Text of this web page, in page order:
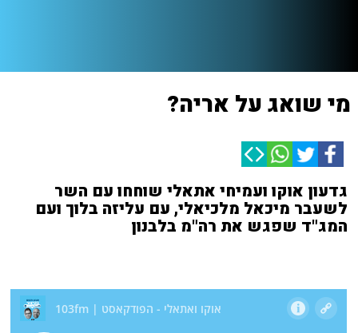
מי שואג על אריה?
גדעון אוקו ועמיחי אתאלי שוחחו עם השר
לשעבר מיכאל מלכיאלי, עם עליזה בלוך ועם
המג"ד שפגש את רה"מ בלבנון